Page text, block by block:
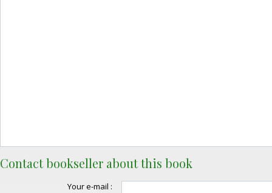
Contact bookseller about this book
Your e-mail :